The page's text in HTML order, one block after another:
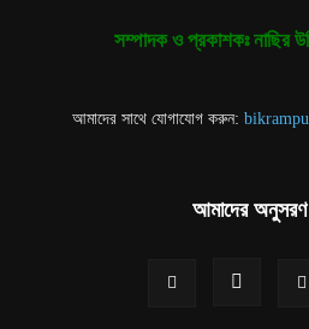
সম্পাদক ও প্রকাশকঃ নাছির
আমাদের সাথে যোগাযোগ করুন:
আমাদের